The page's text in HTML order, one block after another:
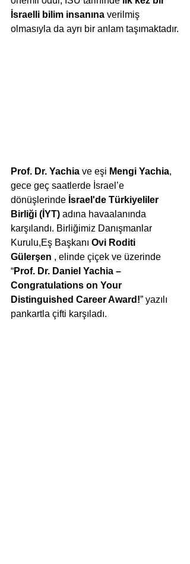
İsraelli bilim insanına verilmiş
olmasıyla da ayrı bir anlam taşımaktadır.
Prof. Dr. Yachia ve eşi Mengi Yachia,
gece geç saatlerde İsrael’e
dönüşlerinde İsrael'de Türkiyeliler
Birliği (İYT) adına havaalanında
karşılandı. Birliğimiz Danışmanlar
Kurulu,Eş Başkanı Ovi Roditi
Gülerşen , elinde çiçek ve üzerinde
“Prof. Dr. Daniel Yachia –
Congratulations on Your
Distinguished Career Award!” yazılı
pankartla çifti karşıladı.